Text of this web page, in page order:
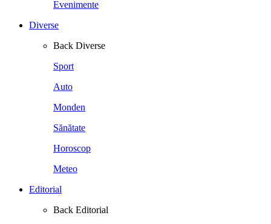
Evenimente
Diverse
Back Diverse
Sport
Auto
Monden
Sănătate
Horoscop
Meteo
Editorial
Back Editorial